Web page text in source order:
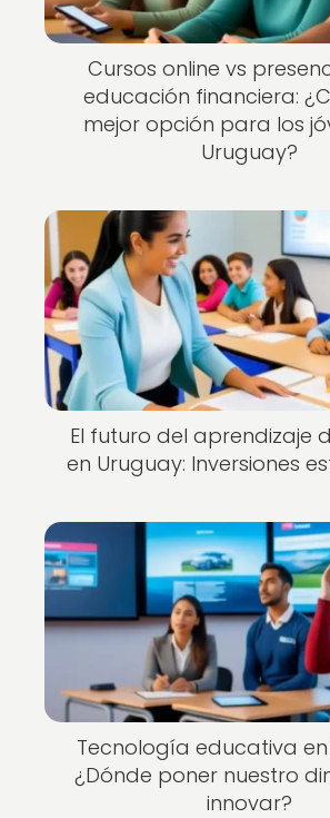
Cursos online vs
educación financiera:
mejor opción para los
Uruguay?
El futuro del aprendizaje
en Uruguay: Inversiones
Tecnología educativa en
¿Dónde poner nuestro
innovar?